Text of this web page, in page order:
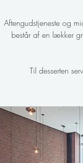
Aftengudstjeneste og
består af en lækker